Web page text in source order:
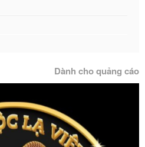
Dành cho quảng cáo